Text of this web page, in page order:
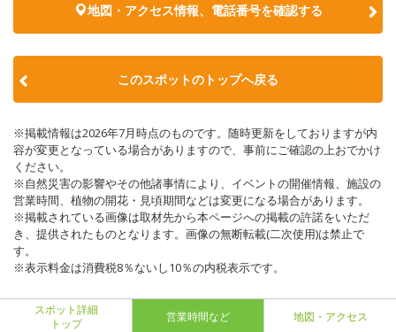
地図・アクセス情報、電話番号を確認する
このスポットのトップへ戻る
※掲載情報は2026年7月時点のものです。随時更新をしておりますが内
容が変更となっている場合がありますので、事前にご確認の上おでかけ
ください。
※自然災害の影響やその他諸事情により、イベントの開催情報、施設の
営業時間、植物の開花・見頃期間などは変更になる場合があります。
※掲載されている画像は取材先から本ページへの掲載の許諾をいただ
き、提供されたものとなります。画像の無断転載(二次使用)は禁止で
す。
※表示料金は消費税8％ないし10％の内税表示です。
スポット詳細
トップ
営業時間など 地図・アクセス